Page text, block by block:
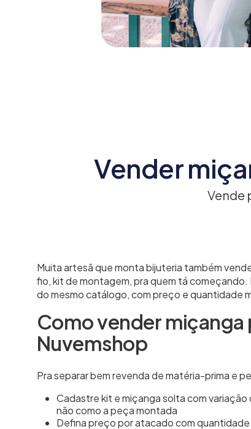
Vender
Vende
Muita artesã que monta bijuteria também
fio, kit de montagem, pra quem tá
do mesmo catálogo, com preço e quantidade
Como vender miçanga
Nuvemshop
Pra separar bem revenda de matéria-prima e
Cadastre kit e miçanga solta com
não como a peça montada
Defina preço por atacado com quantidade